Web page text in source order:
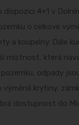
dispozici 4+1 v
o celkové
a koupelny. Dále
místnost, která
odpady
krytiny,
dostupnost do